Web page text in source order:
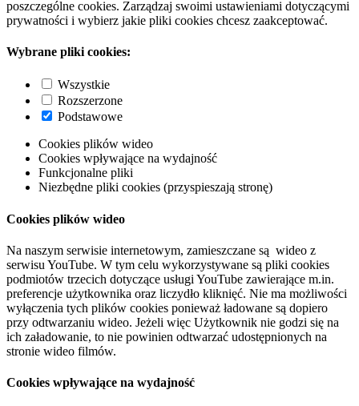
poszczególne cookies. Zarządzaj swoimi ustawieniami dotyczącymi
prywatności i wybierz jakie pliki cookies chcesz zaakceptować.
Wybrane pliki cookies:
Wszystkie
Rozszerzone
Podstawowe
Cookies plików wideo
Cookies wpływające na wydajność
Funkcjonalne pliki
Niezbędne pliki cookies (przyspieszają stronę)
Cookies plików wideo
Na naszym serwisie internetowym, zamieszczane są wideo z
serwisu YouTube. W tym celu wykorzystywane są pliki cookies
podmiotów trzecich dotyczące usługi YouTube zawierające m.in.
preferencje użytkownika oraz liczydło kliknięć. Nie ma możliwości
wyłączenia tych plików cookies ponieważ ładowane są dopiero
przy odtwarzaniu wideo. Jeżeli więc Użytkownik nie godzi się na
ich załadowanie, to nie powinien odtwarzać udostępnionych na
stronie wideo filmów.
Cookies wpływające na wydajność